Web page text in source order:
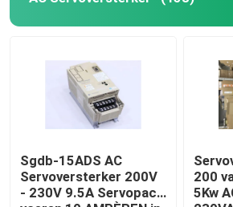
Sgdb-15ADS AC
Servoversterker 200V
- 230V 9.5A Servopack
200
5Kw